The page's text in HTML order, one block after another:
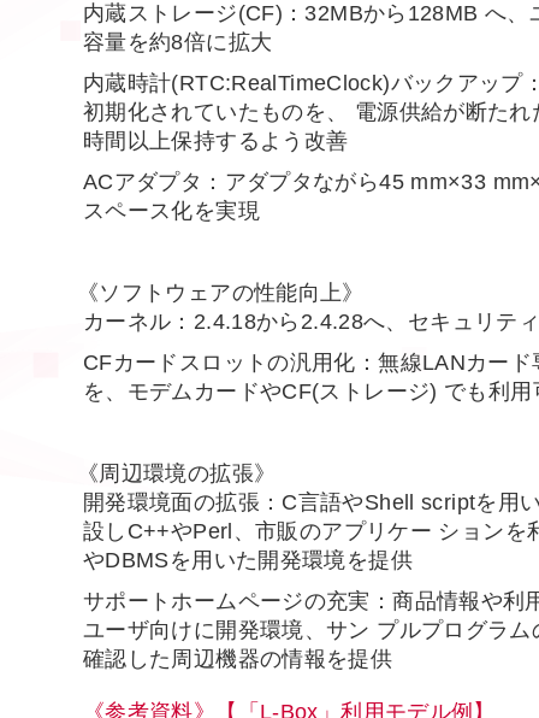
内蔵ストレージ(CF)：32MBから128MB へ、
容量を約8倍に拡大
内蔵時計(RTC:RealTimeClock)バックアップ
初期化されていたものを、 電源供給が断た
時間以上保持するよう改善
ACアダプタ：アダプタながら45 mm×33
スペース化を実現
《ソフトウェアの性能向上》
カーネル：2.4.18から2.4.28へ、セキュリテ
CFカードスロットの汎用化：無線LANカー
を、モデムカードやCF(ストレージ) でも利
《周辺環境の拡張》
開発環境面の拡張：C言語やShell scriptを用
設しC++やPerl、市販のアプリケー ションを
やDBMSを用いた開発環境を提供
サポートホームページの充実：商品情報や利
ユーザ向けに開発環境、サン プルプログラ
確認した周辺機器の情報を提供
《参考資料》【「L-Box」利用モデル例】